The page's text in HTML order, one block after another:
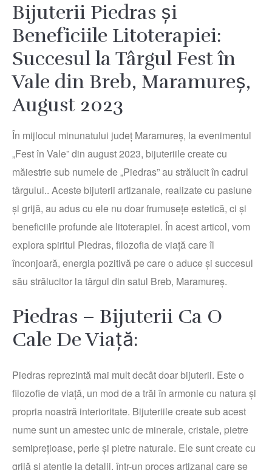
Bijuterii Piedras și
Beneficiile Litoterapiei:
Succesul la Târgul Fest în
Vale din Breb, Maramureș,
August 2023
În mijlocul minunatului județ Maramureș, la evenimentul
„Fest în Vale” din august 2023, bijuteriile create cu
măiestrie sub numele de „Piedras” au strălucit în cadrul
târgului.. Aceste bijuterii artizanale, realizate cu pasiune
și grijă, au adus cu ele nu doar frumusețe estetică, ci și
beneficiile profunde ale litoterapiei. În acest articol, vom
explora spiritul Piedras, filozofia de viață care îl
înconjoară, energia pozitivă pe care o aduce și succesul
său strălucitor la târgul din satul Breb, Maramureș.
Piedras – Bijuterii Ca O
Cale De Viață:
Piedras reprezintă mai mult decât doar bijuterii. Este o
filozofie de viață, un mod de a trăi în armonie cu natura și
propria noastră interioritate. Bijuteriile create sub acest
nume sunt un amestec unic de minerale, cristale, pietre
semiprețioase, perle și pietre naturale. Ele sunt create cu
grijă și atenție la detalii, într-un proces artizanal care se